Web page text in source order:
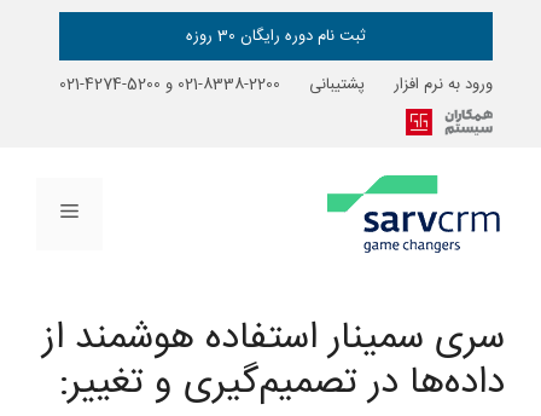
ثبت نام دوره رایگان 30 روزه
ورود به نرم افزار
پشتیبانی 2200-8338-021 و 5200-4274-021
فهرست
سری سمینار استفاده هوشمند از
داده‌ها در تصمیم‌گیری و تغییر: